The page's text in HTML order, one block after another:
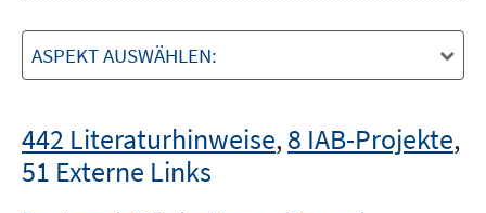
ASPEKT AUSWÄHLEN:
442 Literaturhinweise,8 IAB-Projekte,
51 Externe Links